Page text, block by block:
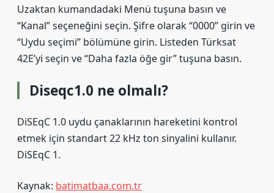
Uzaktan kumandadaki Menü tuşuna basın ve
“Kanal” seçeneğini seçin. Şifre olarak “0000” girin ve
“Uydu seçimi” bölümüne girin. Listeden Türksat
42E’yi seçin ve “Daha fazla öğe gir” tuşuna basın.
Diseqc1.0 ne olmalı?
DiSEqC 1.0 uydu çanaklarının hareketini kontrol
etmek için standart 22 kHz ton sinyalini kullanır.
DiSEqC 1.
Kaynak: batimatbaa.com.tr